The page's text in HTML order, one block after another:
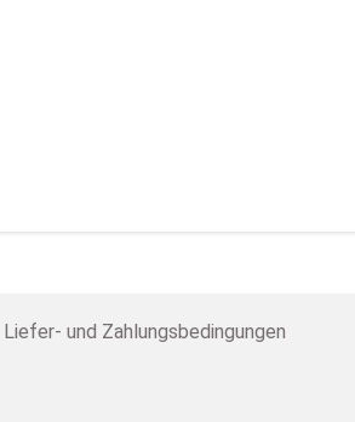
Liefer- und Zahlungsbedingungen